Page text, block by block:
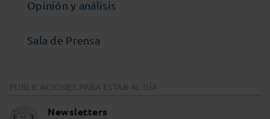
Opinión y análisis
Sala de Prensa
PUBLICACIONES PARA ESTAR AL DÍA
Newsletters